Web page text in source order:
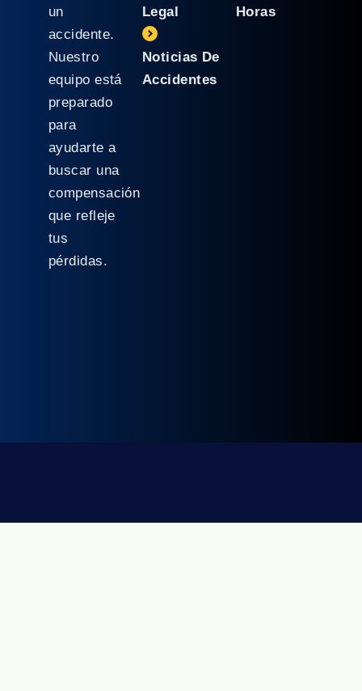
un
accidente.
Nuestro
equipo está
preparado
para
ayudarte a
buscar una
compensación
que refleje
tus
pérdidas.
Legal
Noticias De
Accidentes
Horas